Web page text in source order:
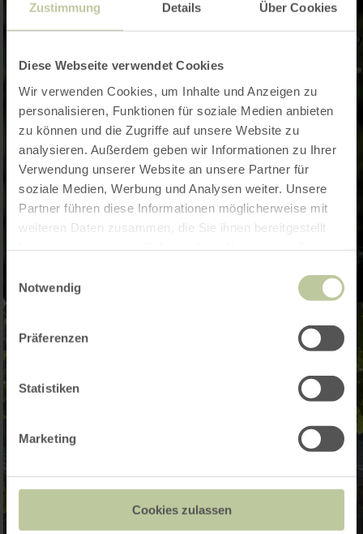
Zustimmung Details Über Cookies
Diese Webseite verwendet Cookies
Wir verwenden Cookies, um Inhalte und Anzeigen zu
personalisieren, Funktionen für soziale Medien anbieten
zu können und die Zugriffe auf unsere Website zu
analysieren. Außerdem geben wir Informationen zu Ihrer
Verwendung unserer Website an unsere Partner für
soziale Medien, Werbung und Analysen weiter. Unsere
Partner führen diese Informationen möglicherweise mit
weiteren Daten zusammen, die Sie ihnen bereitgestellt
Notwendig
Präferenzen
Statistiken
Marketing
Cookies zulassen